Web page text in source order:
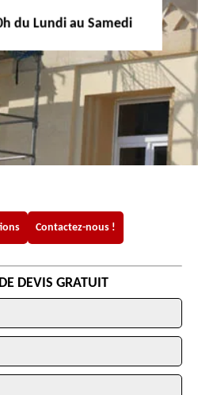
du Lundi au Samedi
Contactez-nous !
DEVIS GRATUIT